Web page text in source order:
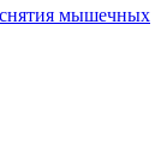
мышечных